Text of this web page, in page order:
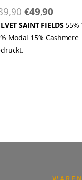
Ursprünglicher
Preis
war:
€49,90
Preis
ist:
SAINT FIELDS 55%
Modal 15% Cashmere